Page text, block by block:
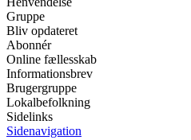
Gruppe
Bliv opdateret
Abonnér
Online fællesskab
Informationsbrev
Brugergruppe
Lokalbefolkning
Sidelinks
Sidenavigation